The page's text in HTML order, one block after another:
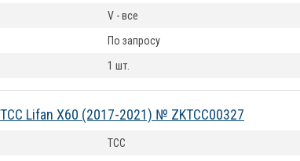
V - все
По запросу
1 шт.
Lifan X60 (2017-2021) № ZKTCC00327
ТСС